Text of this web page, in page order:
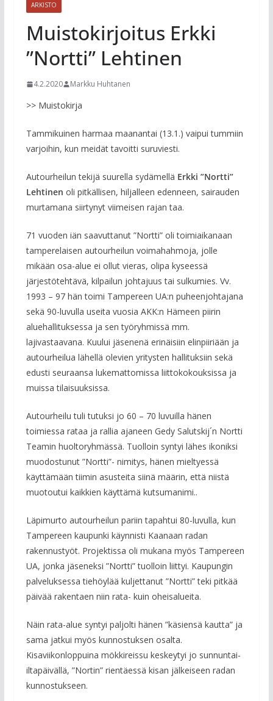
ARKISTO
Muistokirjoitus Erkki
”Nortti” Lehtinen
4.2.2020 Markku Huhtanen
>> Muistokirja
Tammikuinen harmaa maanantai (13.1.) vaipui tummiin
varjoihin, kun meidät tavoitti suruviesti.
Autourheilun tekijä suurella sydämellä Erkki ”Nortti”
Lehtinen oli pitkällisen, hiljalleen edenneen, sairauden
murtamana siirtynyt viimeisen rajan taa.
71 vuoden iän saavuttanut ”Nortti” oli toimiaikanaan
tamperelaisen autourheilun voimahahmoja, jolle
mikään osa-alue ei ollut vieras, olipa kyseessä
järjestötehtävä, kilpailun johtajuus tai sulkumies. Vv.
1993 – 97 hän toimi Tampereen UA:n puheenjohtajana
sekä 90-luvulla useita vuosia AKK:n Hämeen piirin
aluehallituksessa ja sen työryhmissä mm.
lajivastaavana. Kuului jäsenenä erinäisiin elinpiiriään ja
autourheilua lähellä olevien yritysten hallituksiin sekä
edusti seuraansa lukemattomissa liittokokouksissa ja
muissa tilaisuuksissa.
Autourheilu tuli tutuksi jo 60 – 70 luvuilla hänen
toimiessa rataa ja rallia ajaneen Gedy Salutskij´n Nortti
Teamin huoltoryhmässä. Tuolloin syntyi lähes ikoniksi
muodostunut ”Nortti”- nimitys, hänen mieltyessä
käyttämään tiimin asusteita siinä määrin, että niistä
muotoutui kaikkien käyttämä kutsumanimi..
Läpimurto autourheilun pariin tapahtui 80-luvulla, kun
Tampereen kaupunki käynnisti Kaanaan radan
rakennustyöt. Projektissa oli mukana myös Tampereen
UA, jonka jäseneksi ”Nortti” tuolloin liittyi. Kaupungin
palveluksessa tiehöylää kuljettanut ”Nortti” teki pitkää
päivää rakentaen niin rata- kuin oheisalueita.
Näin rata-alue syntyi paljolti hänen ”käsiensä kautta” ja
sama jatkui myös kunnostuksen osalta.
Kisaviikonloppuina mökkireissu keskeytyi jo sunnuntai-
iltapäivällä, ”Nortin” rientäessä kisan jälkeiseen radan
kunnostukseen.